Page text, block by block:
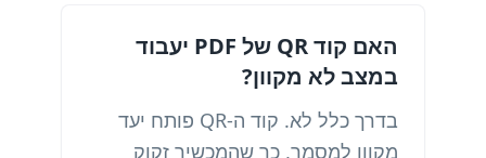
האם קוד QR של PDF יעבוד
במצב לא מקוון?
בדרך כלל לא. קוד ה-QR פותח יעד
מקוון למסמך, כך שהמכשיר זקוק